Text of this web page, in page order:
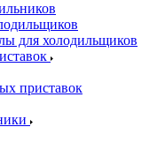
для холодильщиков
приставок